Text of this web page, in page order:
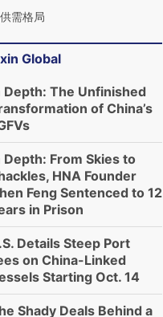
需格局
Global
Depth: The Unfinished
of China’s
Depth: From Skies to
HNA Founder
Feng Sentenced to 12
in Prison
Details Steep Port
on China-Linked
Starting Oct. 14
Shady Deals Behind a